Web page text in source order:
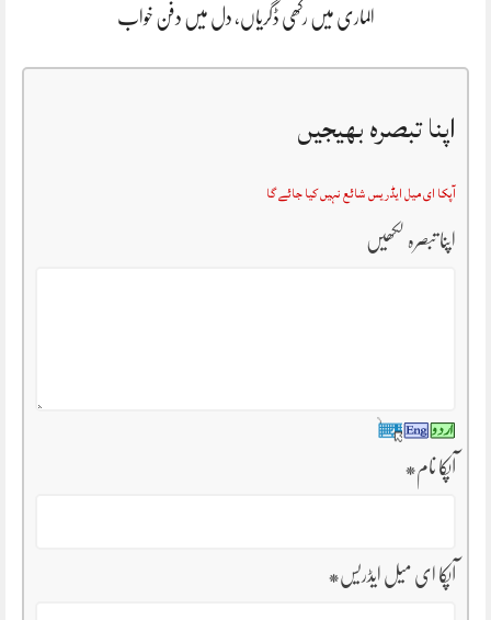
الماری میں رکھی ڈگریاں، دل میں دفن خواب
اپنا تبصرہ بھیجیں
آپکا ای میل ایڈریس شائع نہیں کیا جائے گا
اپنا تبصرہ لکھیں
آپکا نام*
آپکا ای میل ایڈریس*